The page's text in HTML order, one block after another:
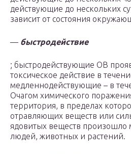
действующие до нескольких
зависит от состояния
— быстродействие
; быстродействующие ОВ
токсическое действие в
медленнодействующие – в
Очагом химического
территория, в пределах
отравляющих веществ или
ядовитых веществ произошло
людей, животных и растений.